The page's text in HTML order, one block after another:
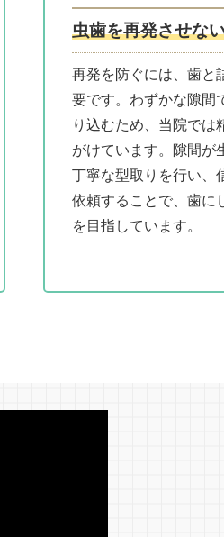
虫歯を再発させな
再発を防ぐには、歯と
要です。わずかな隙間
り込むため、当院では
がけています。隙間が
丁寧な型取りを行い、
依頼することで、歯に
を目指しています。